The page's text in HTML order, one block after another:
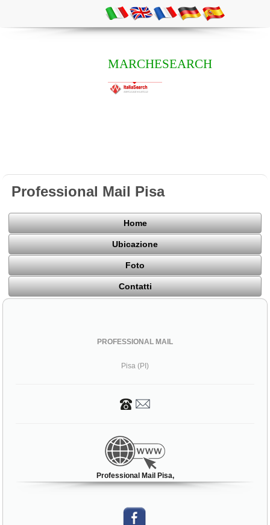
MARCHESEARCH
Professional Mail Pisa
Home
Ubicazione
Foto
Contatti
PROFESSIONAL MAIL
Pisa (PI)
Professional Mail Pisa,